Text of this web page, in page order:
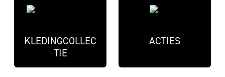
KLEDINGCOLLEC
TIE
ACTIES